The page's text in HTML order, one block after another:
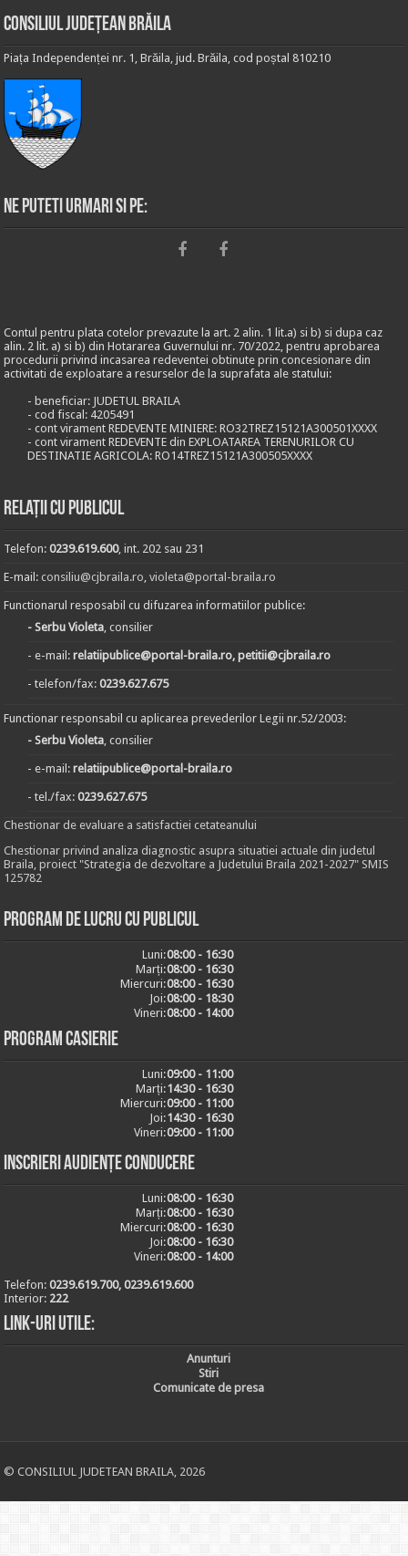
Consiliul Județean Brăila
Piața Independenței nr. 1, Brăila, jud. Brăila, cod poștal 810210
Ne puteti urmari si pe:
Contul pentru plata cotelor prevazute la art. 2 alin. 1 lit.a) si b) si dupa caz
alin. 2 lit. a) si b) din Hotararea Guvernului nr. 70/2022, pentru aprobarea
procedurii privind incasarea redeventei obtinute prin concesionare din
activitati de exploatare a resurselor de la suprafata ale statului:
- beneficiar: JUDETUL BRAILA
- cod fiscal: 4205491
- cont virament REDEVENTE MINIERE: RO32TREZ15121A300501XXXX
- cont virament REDEVENTE din EXPLOATAREA TERENURILOR CU
DESTINATIE AGRICOLA: RO14TREZ15121A300505XXXX
Relații cu publicul
Telefon:0239.619.600, int. 202 sau 231
E-mail:consiliu@cjbraila.ro,violeta@portal-braila.ro
Functionarul resposabil cu difuzarea informatiilor publice:
- Serbu Violeta, consilier
- e-mail:relatiipublice@portal-braila.ro, petitii@cjbraila.ro
- telefon/fax:0239.627.675
Functionar responsabil cu aplicarea prevederilor Legii nr.52/2003:
- Serbu Violeta, consilier
- e-mail:relatiipublice@portal-braila.ro
- tel./fax:0239.627.675
Chestionar de evaluare a satisfactiei cetateanului
Chestionar privind analiza diagnostic asupra situatiei actuale din judetul
Braila, proiect "Strategia de dezvoltare a Judetului Braila 2021-2027" SMIS
125782
Program de lucru cu publicul
Luni:08:00 - 16:30
Marți:08:00 - 16:30
Miercuri:08:00 - 16:30
Joi:08:00 - 18:30
Vineri:08:00 - 14:00
Program casierie
Luni:09:00 - 11:00
Marți:14:30 - 16:30
Miercuri:09:00 - 11:00
Joi:14:30 - 16:30
Vineri:09:00 - 11:00
Inscrieri audiențe conducere
Luni:08:00 - 16:30
Marți:08:00 - 16:30
Miercuri:08:00 - 16:30
Joi:08:00 - 16:30
Vineri:08:00 - 14:00
Telefon:0239.619.700, 0239.619.600
Interior: 222
Link-uri utile:
Anunturi
Stiri
Comunicate de presa
© CONSILIUL JUDETEAN BRAILA, 2026